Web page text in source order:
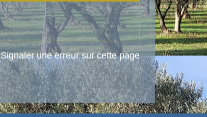
Signaler une erreur sur cette page